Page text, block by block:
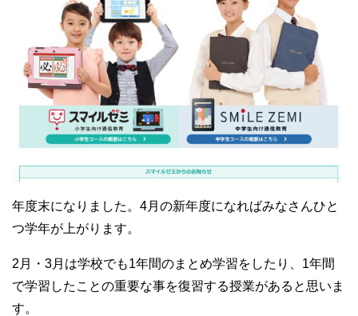
年度末になりました。4月の新年度になればみなさんひと
つ学年が上がります。
2月・3月は学校でも1年間のまとめ学習をしたり、1年間
で学習したことの重要な事を復習する授業があると思いま
す。